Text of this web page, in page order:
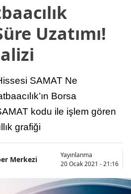
Uzatımı!
SAMAT Ne
Borsa
kodu ile işlem gören
grafiği
Merkezi
Yayınlanma
20 Ocak 2021 - 21:16